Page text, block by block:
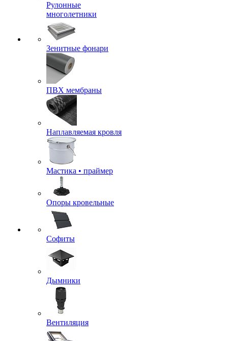
Рулонные
многолетники
Зенитные фонари
ПВХ мембраны
Наплавляемая кровля
Мастика • праймер
Опоры кровельные
Софиты
Дымники
Вентиляция